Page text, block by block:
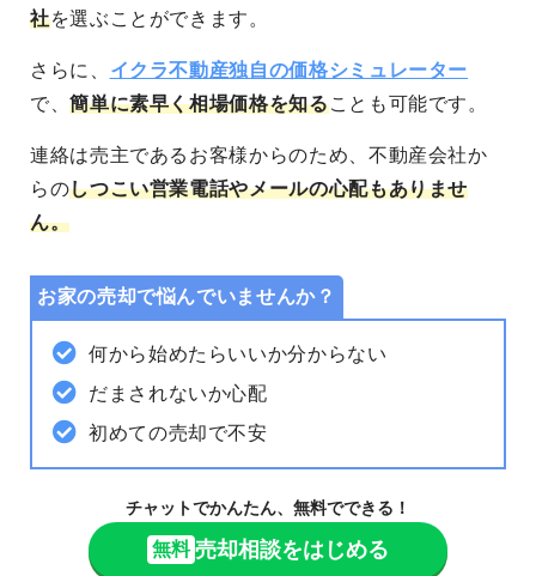
社を選ぶことができます。
さらに、 イクラ不動産独自の価格シミュレーター
で、簡単に素早く相場価格を知ることも可能です。
連絡は売主であるお客様からのため、不動産会社か
らのしつこい営業電話やメールの心配もありませ
ん。
お家の売却で悩んでいませんか？
何から始めたらいいか分からない
だまされないか心配
初めての売却で不安
チャットでかんたん、無料でできる！
無料 売却相談をはじめる